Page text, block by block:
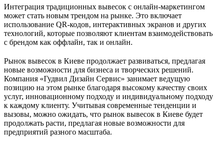
Интеграция традиционных вывесок с онлайн-маркетингом
может стать новым трендом на рынке. Это включает
использование QR-кодов, интерактивных экранов и других
технологий, которые позволяют клиентам взаимодействовать
с брендом как оффлайн, так и онлайн.
Рынок вывесок в Киеве продолжает развиваться, предлагая
новые возможности для бизнеса и творческих решений.
Компания «Гудвил Дизайн Сервис» занимает ведущую
позицию на этом рынке благодаря высокому качеству своих
услуг, инновационному подходу и индивидуальному подходу
к каждому клиенту. Учитывая современные тенденции и
вызовы, можно ожидать, что рынок вывесок в Киеве будет
продолжать расти, предлагая новые возможности для
предприятий разного масштаба.